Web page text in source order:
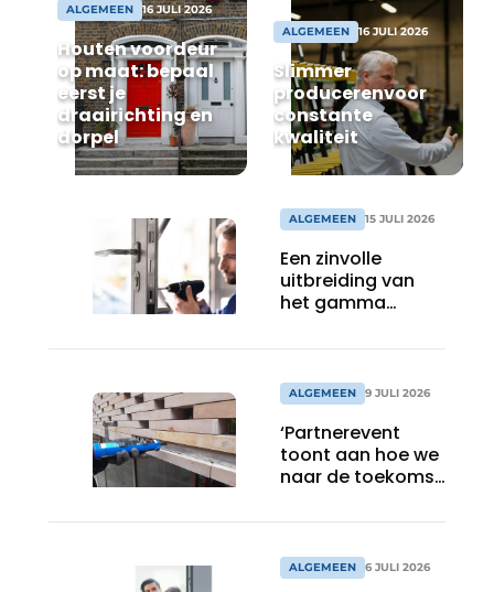
Uitnodiging Rondetafelgesprek – 20 jaar Profiel
Vacature aanmelden
Vacatures
Video’s
ALGEMEEN 16 JULI 2026
Houten voordeur
op maat: bepaal
eerst je
draairichting en
dorpel
ALGEMEEN 16 JULI 2026
Slimmer
producerenvoor
constante
kwaliteit
ALGEMEEN 15 JULI 2026
Een zinvolle
uitbreiding van
het gamma
ALGEMEEN 9 JULI 2026
‘Partnerevent
toont aan hoe we
naar de toekomst
kijken’
ALGEMEEN 6 JULI 2026